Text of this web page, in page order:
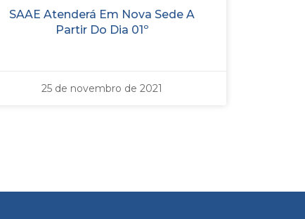
SAAE Atenderá Em Nova Sede A
Partir Do Dia 01º
25 de novembro de 2021